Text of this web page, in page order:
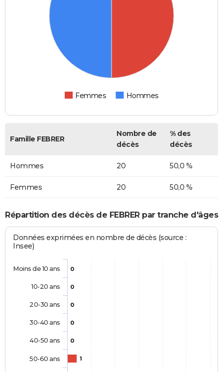
Femmes Hommes
Famille FEBRER
Nombre de
décès
% des
décès
Hommes 20 50,0 %
Femmes 20 50,0 %
Répartition des décès de FEBRER par tranche d'âges
Données exprimées en nombre de décès (source :
Insee)
0
0
0
0
0
1
Moins de 10 ans
10-20 ans
20-30 ans
30-40 ans
40-50 ans
50-60 ans